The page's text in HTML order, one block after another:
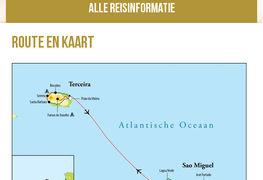
Alle reisinformatie
Praktische informatie
FAQ
Foto's en video
Route en kaart